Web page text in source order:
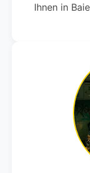
Ihnen in